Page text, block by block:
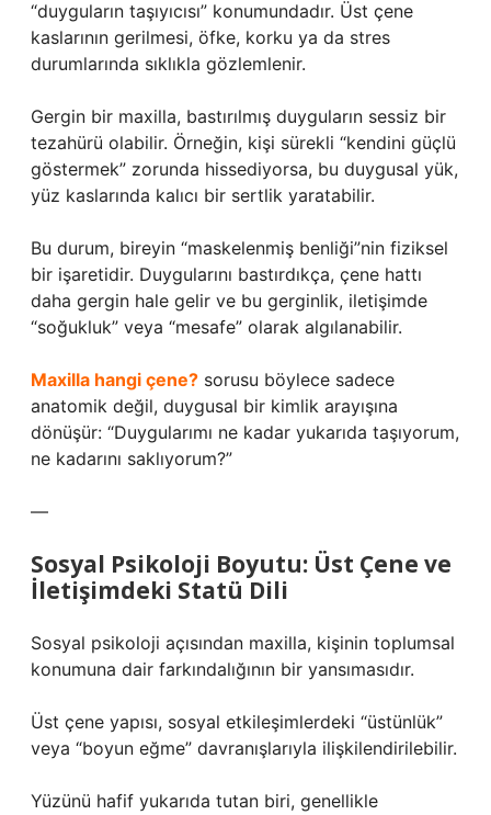
“duyguların taşıyıcısı” konumundadır. Üst çene
kaslarının gerilmesi, öfke, korku ya da stres
durumlarında sıklıkla gözlemlenir.
Gergin bir maxilla, bastırılmış duyguların sessiz bir
tezahürü olabilir. Örneğin, kişi sürekli “kendini güçlü
göstermek” zorunda hissediyorsa, bu duygusal yük,
yüz kaslarında kalıcı bir sertlik yaratabilir.
Bu durum, bireyin “maskelenmiş benliği”nin fiziksel
bir işaretidir. Duygularını bastırdıkça, çene hattı
daha gergin hale gelir ve bu gerginlik, iletişimde
“soğukluk” veya “mesafe” olarak algılanabilir.
Maxilla hangi çene? sorusu böylece sadece
anatomik değil, duygusal bir kimlik arayışına
dönüşür: “Duygularımı ne kadar yukarıda taşıyorum,
ne kadarını saklıyorum?”
—
Sosyal Psikoloji Boyutu: Üst Çene ve
İletişimdeki Statü Dili
Sosyal psikoloji açısından maxilla, kişinin toplumsal
konumuna dair farkındalığının bir yansımasıdır.
Üst çene yapısı, sosyal etkileşimlerdeki “üstünlük”
veya “boyun eğme” davranışlarıyla ilişkilendirilebilir.
Yüzünü hafif yukarıda tutan biri, genellikle